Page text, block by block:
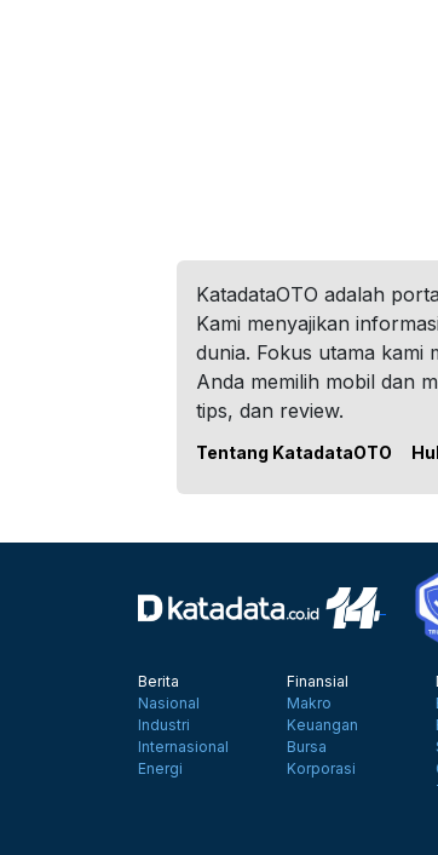
KatadataOTO adalah
Kami menyajikan
dunia. Fokus utama kami
Anda memilih mobil dan
tips, dan review.
Tentang KatadataOTO
Berita
Nasional
Industri
Internasional
Energi
Finansial
Makro
Keuangan
Bursa
Korporasi